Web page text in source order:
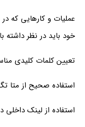
عملیات و کارهایی که
خود باید در نظر داشته
تعیین کلمات کلیدی
استفاده صحیح از متا تگ
استفاده از لینک